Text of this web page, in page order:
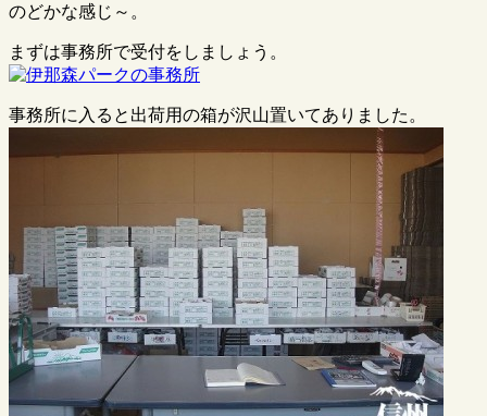
のどかな感じ～。
まずは事務所で受付をしましょう。
事務所に入ると出荷用の箱が沢山置いてありました。